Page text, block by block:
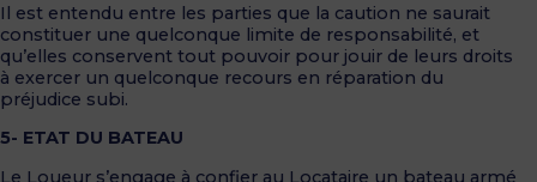
Il est entendu entre les parties que la caution ne saurait
constituer une quelconque limite de responsabilité, et
qu’elles conservent tout pouvoir pour jouir de leurs droits
à exercer un quelconque recours en réparation du
préjudice subi.
5- ETAT DU BATEAU
Le Loueur s’engage à confier au Locataire un bateau armé